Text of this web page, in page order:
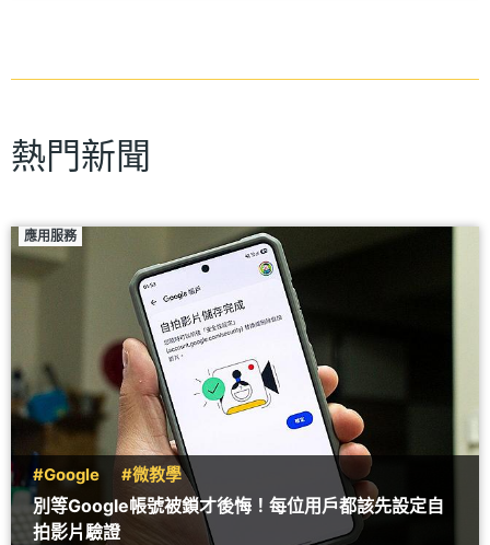
熱門新聞
應用服務
#Google #微教學
別等Google帳號被鎖才後悔！每位用戶都該先設定自
拍影片驗證